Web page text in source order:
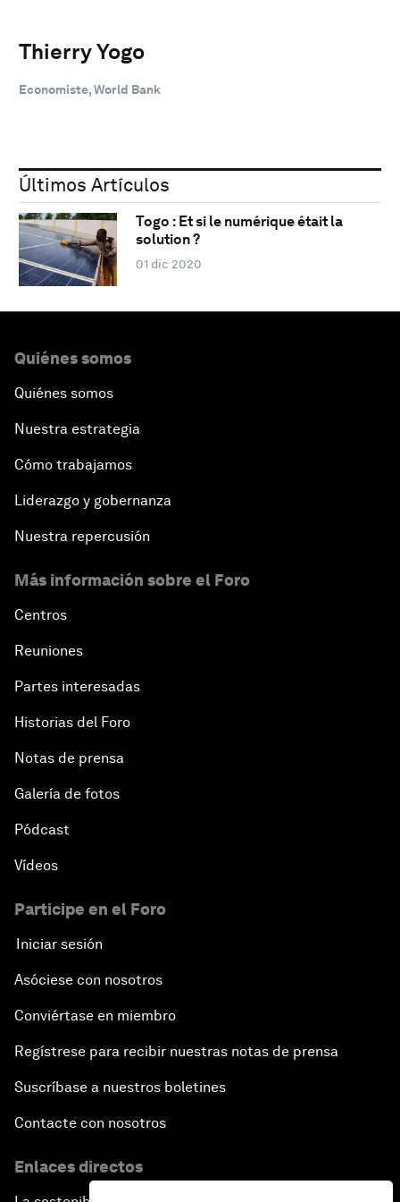
Thierry Yogo
Economiste, World Bank
Últimos Artículos
Togo : Et si le numérique était la
solution ?
01 dic 2020
Quiénes somos
Quiénes somos
Nuestra estrategia
Cómo trabajamos
Liderazgo y gobernanza
Nuestra repercusión
Más información sobre el Foro
Centros
Reuniones
Partes interesadas
Historias del Foro
Notas de prensa
Galería de fotos
Pódcast
Vídeos
Participe en el Foro
Iniciar sesión
Asóciese con nosotros
Conviértase en miembro
Regístrese para recibir nuestras notas de prensa
Suscríbase a nuestros boletines
Contacte con nosotros
Enlaces directos